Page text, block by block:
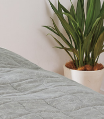
財布／小物
財布／コインケース
革小物
ポーチ
その他
ウオッチ／アクセ
ウオッチ
シューズ
スリップオン
レースアップ
パンプス
スニーカー
ブーツ
サンダル
その他
美術･工芸品
定期便